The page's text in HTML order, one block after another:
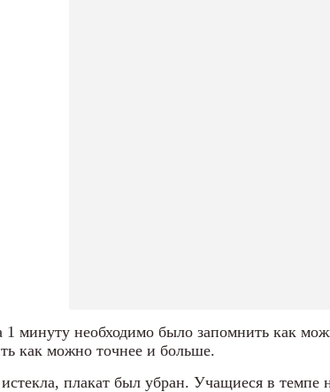
1 минуту необходимо было запомнить как
как можно точнее и больше.
плакат был убран. Учащиеся в темпе